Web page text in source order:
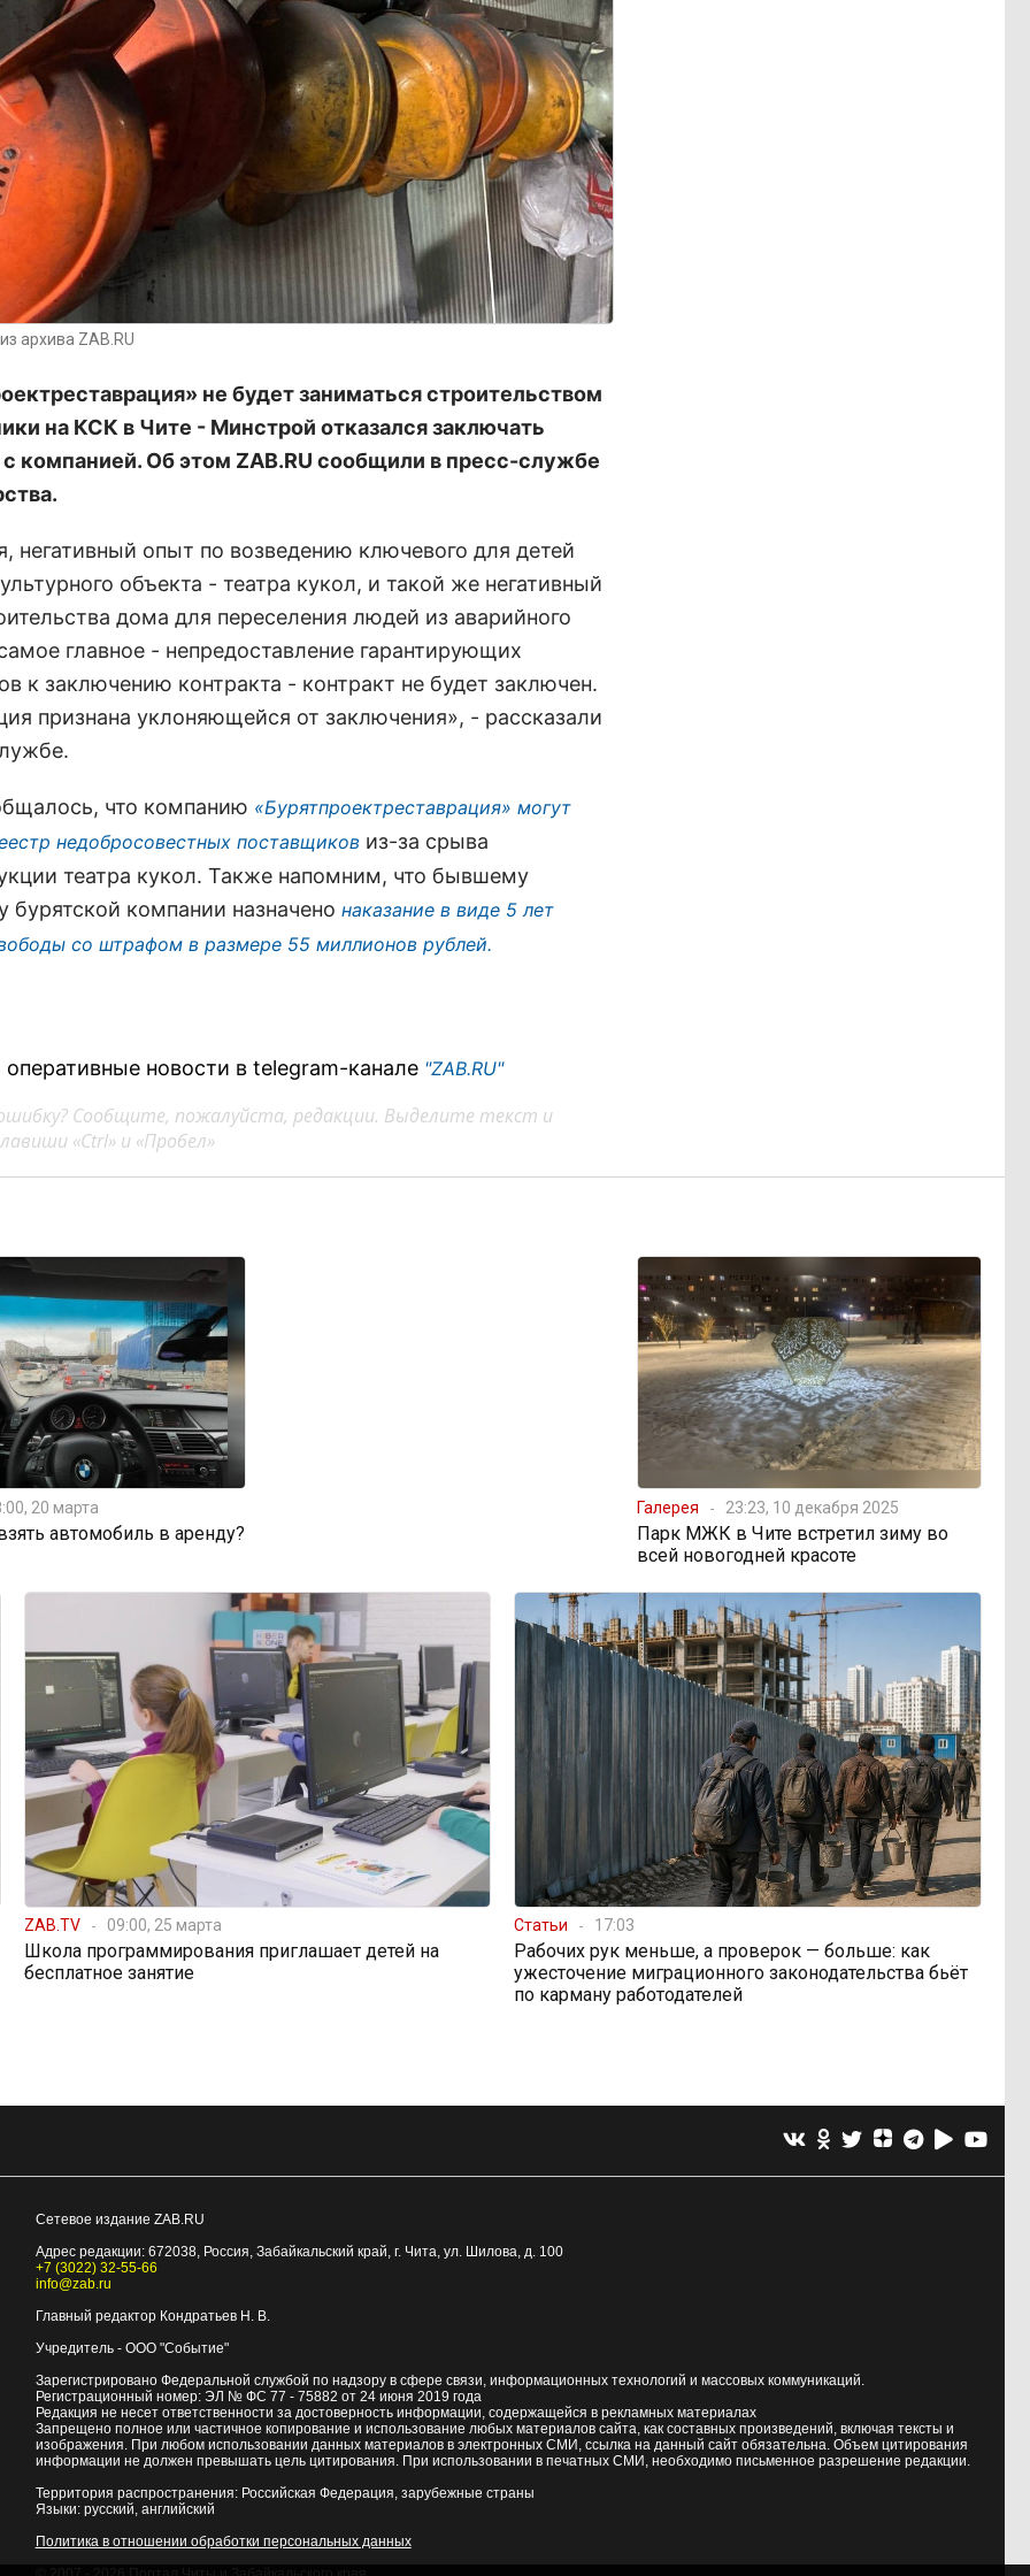
архива ZAB.RU
не будет заниматься строительством
на КСК в Чите - Минстрой отказался заключать
с компанией. Об этом ZAB.RU сообщили в пресс-службе
негативный опыт по возведению ключевого для детей
объекта - театра кукол, и такой же негативный
дома для переселения людей из аварийного
главное - непредоставление гарантирующих
к заключению контракта - контракт не будет заключен.
признана уклоняющейся от заключения», - рассказали
что компанию «Бурятпроектреставрация» могут
недобросовестных поставщиков из-за срыва
театра кукол. Также напомним, что бывшему
бурятской компании назначено наказание в виде 5 лет
со штрафом в размере 55 миллионов рублей.
новости в telegram-канале "ZAB.RU"
Сообщите, пожалуйста, редакции. Выделите текст и
«Ctrl» и «Пробел»
20 марта
автомобиль в аренду?
Галерея 23:23, 10 декабря 2025
Парк МЖК в Чите встретил зиму во
всей новогодней красоте
ZAB.TV 09:00, 25 марта
Школа программирования приглашает детей на
бесплатное занятие
Статьи 17:03
Рабочих рук меньше, а проверок — больше: как
ужесточение миграционного законодательства бьёт
по карману работодателей
Сетевое издание ZAB.RU
Адрес редакции: 672038, Россия, Забайкальский край, г. Чита, ул. Шилова, д. 100
+7 (3022) 32-55-66
info@zab.ru
Главный редактор Кондратьев Н. В.
Учредитель - ООО "Событие"
Зарегистрировано Федеральной службой по надзору в сфере связи, информационных технологий и массовых коммуникаций.
Регистрационный номер: ЭЛ № ФС 77 - 75882 от 24 июня 2019 года
Редакция не несет ответственности за достоверность информации, содержащейся в рекламных материалах
Запрещено полное или частичное копирование и использование любых материалов сайта, как составных произведений, включая тексты и
изображения. При любом использовании данных материалов в электронных СМИ, ссылка на данный сайт обязательна. Объем цитирования
информации не должен превышать цель цитирования. При использовании в печатных СМИ, необходимо письменное разрешение редакции.
Территория распространения: Российская Федерация, зарубежные страны
Языки: русский, английский
Политика в отношении обработки персональных данных